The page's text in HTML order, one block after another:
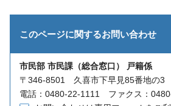
このページに関するお問い合わせ
市民部 市民課（総合窓口） 戸籍係
〒346-8501 久喜市下早見85番地の3
電話：0480-22-1111 ファクス：